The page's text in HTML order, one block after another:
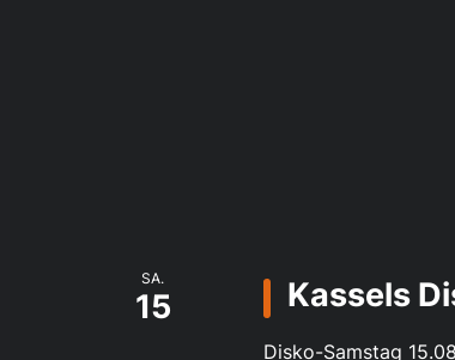
SA.
15 Kassels
Disko-Samstag